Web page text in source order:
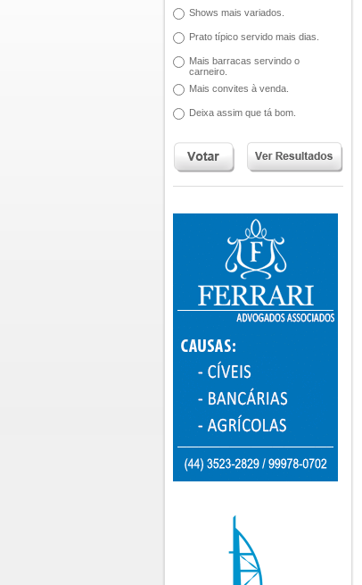
Shows mais variados.
Prato típico servido mais dias.
Mais barracas servindo o
carneiro.
Mais convites à venda.
Deixa assim que tá bom.